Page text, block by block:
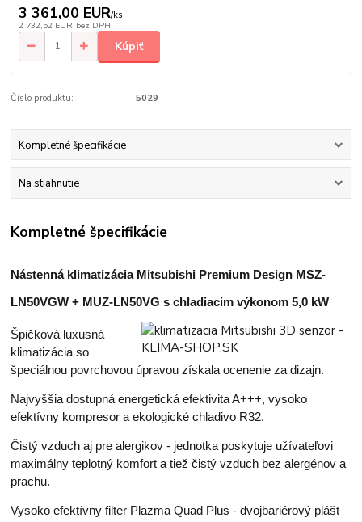
3 361,00 EUR/ks
2 732,52 EUR bez DPH
Kúpiť
Číslo produktu: 5029
Kompletné špecifikácie
Na stiahnutie
Kompletné špecifikácie
Nástenná klimatizácia Mitsubishi Premium Design MSZ-
LN50VGW + MUZ-LN50VG s chladiacim výkonom 5,0 kW
Špičková luxusná
klimatizácia so
špeciálnou povrchovou úpravou získala ocenenie za dizajn.
Najvyššia dostupná energetická efektivita A+++, vysoko
efektívny kompresor a ekologické chladivo R32.
Čistý vzduch aj pre alergikov - jednotka poskytuje užívateľovi
maximálny teplotný komfort a tiež čistý vzduch bez alergénov a
prachu.
Vysoko efektívny filter Plazma Quad Plus - dvojbariérový plášt